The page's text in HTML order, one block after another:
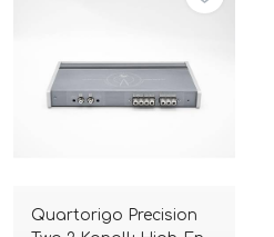
Quartorigo Precision